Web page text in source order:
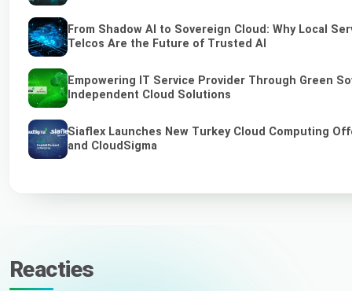
From Shadow AI to Sovereign Cloud: Why Local
Telcos Are the Future of Trusted AI
Empowering IT Service Provider Through Green
Independent Cloud Solutions
Siaflex Launches New Turkey Cloud Computing
and CloudSigma
Reacties